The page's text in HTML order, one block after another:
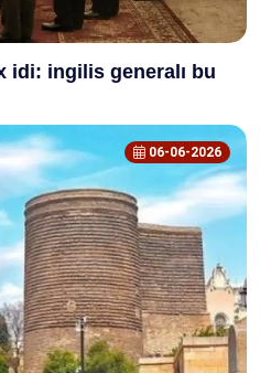
idi: ingilis generalı bu
06-06-2026